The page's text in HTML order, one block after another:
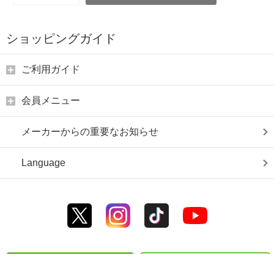
ショッピングガイド
ご利用ガイド
会員メニュー
メーカーからの重要なお知らせ
Language